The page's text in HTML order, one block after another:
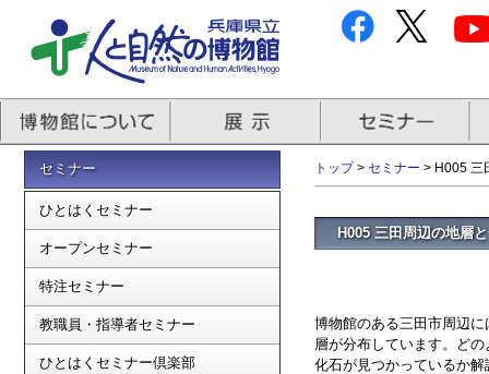
セミナー
ひとはくセミナー
オープンセミナー
特注セミナー
教職員・指導者セミナー
ひとはくセミナー倶楽部
トップ> セミナー > H005 三
H005 三田周辺の地層
博物館のある三田市周辺
層が分布しています。ど
化石が見つかっているか